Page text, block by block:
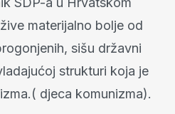
materijalno bolje od
sišu državni
strukturi koja je
djeca komunizma).